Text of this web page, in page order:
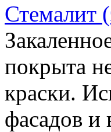
Стемалит
покрыта
краски.
фасадов